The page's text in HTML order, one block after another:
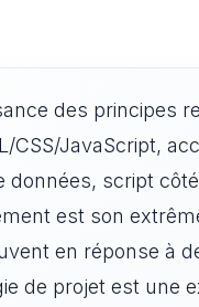
des principes
CSS/JavaScript,
données, script
est son
en réponse à
de projet est une